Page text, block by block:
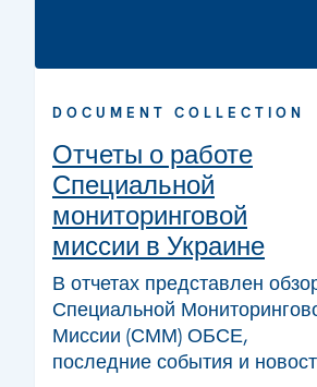
DOCUMENT COLLECTION
Отчеты о работе
Специальной
мониторинговой
миссии в Украине
В отчетах представлен
Специальной
Миссии (СММ) ОБСЕ,
последние события и